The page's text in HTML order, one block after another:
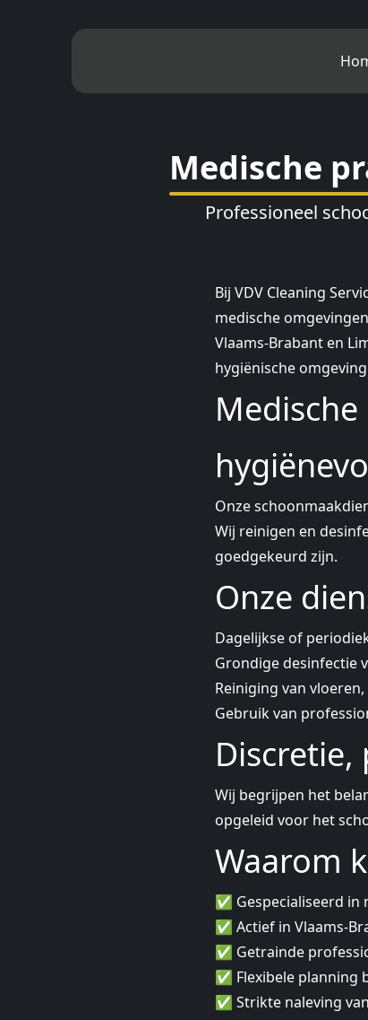
Medische
Professioneel
Bij VDV Cleaning
medische
Vlaams-Brabant en
hygiënische
Onze
Wij reinigen en
goedgekeurd zijn.
Onze
Dagelijkse of
Grondige desinfectie
Reiniging van
Gebruik van
Wij begrijpen het
opgeleid voor het
Waarom
✅ Gespecialiseerd in
✅ Actief in Vlaams-
✅ Getrainde
✅ Flexibele planning
✅ Strikte naleving